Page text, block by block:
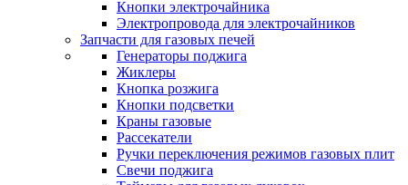
Кнопки электрочайника
Электропровода для электрочайников
Запчасти для газовых печей
Генераторы поджига
Жиклеры
Кнопка розжига
Кнопки подсветки
Краны газовые
Рассекатели
Ручки переключения режимов газовых плит
Свечи поджига